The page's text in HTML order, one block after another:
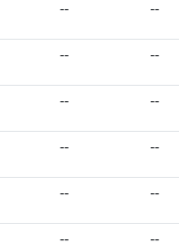
-- --
-- --
-- --
-- --
-- --
-- --